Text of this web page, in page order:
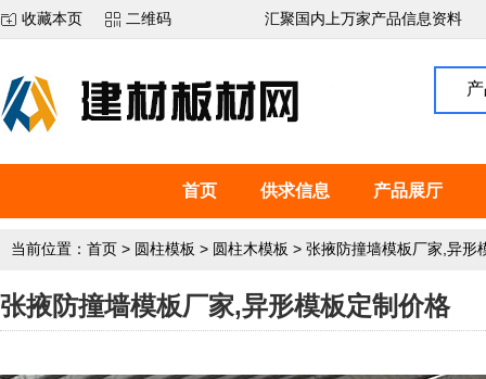
收藏本页 二维码 汇聚国内上万家产品信息资料
首页 供求信息 产品展厅
当前位置： 首页 > 圆柱模板 > 圆柱木模板 > 张掖防撞墙模板厂家,异形
张掖防撞墙模板厂家,异形模板定制价格